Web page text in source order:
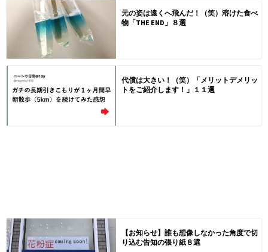
元の姿は遠くへ飛んだ！（笑）溶けた食べ
物「THE END」８選
代償は大きい！（笑）「メリットデメリッ
トをご紹介します！」１１選
【お知らせ】誰も想像しなかった角度で切
り込む告知の張り紙８選